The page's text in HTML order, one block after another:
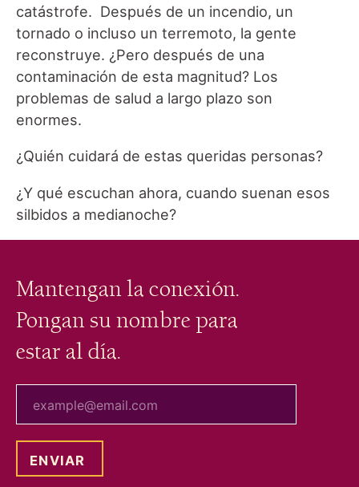
catástrofe. Después de un incendio, un
tornado o incluso un terremoto, la gente
reconstruye. ¿Pero después de una
contaminación de esta magnitud? Los
problemas de salud a largo plazo son
enormes.
¿Quién cuidará de estas queridas personas?
¿Y qué escuchan ahora, cuando suenan esos
silbidos a medianoche?
Mantengan la conexión.
Pongan su nombre para
estar al día.